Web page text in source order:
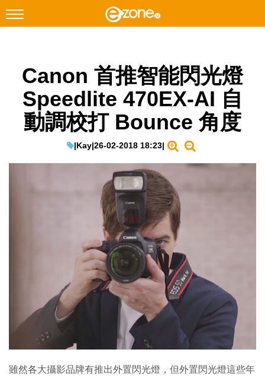
Facebook Instagram
科技焦點
網絡生活
教學評測
Enterprise Digital Transformation
Canon 首推智能閃光燈
Speedlite 470EX-AI 自
動調校打 Bounce 角度
|Kay|26-02-2018 18:23|
雖然各大攝影品牌有推出外置閃光燈，但外置閃光燈這些年